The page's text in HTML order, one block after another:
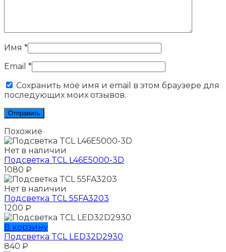
Имя *
Email *
Сохранить моё имя и email в этом браузере для
последующих моих отзывов.
Похожие
Нет в наличии
Подсветка TCL L46E5000-3D
1080 ₽
Нет в наличии
Подсветка TCL 55FA3203
1200 ₽
В корзину
Подсветка TCL LED32D2930
840 ₽